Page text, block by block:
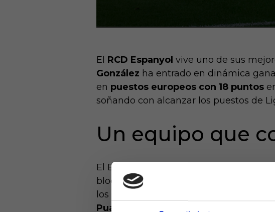
El RCD Espanyol vive uno de sus
González ha entrado en dinámica
en puestos europeos con 18 puntos
soñando con alcanzar los puestos de
Un equipo que
El Espanyol se ha consolidado como
bloque coral, un juego equilibrado y
los mantiene entre los mejores de
Puado